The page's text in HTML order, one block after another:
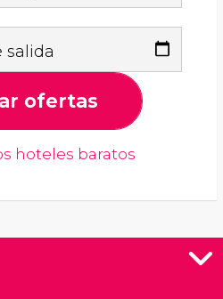
salida
ofertas
hoteles baratos